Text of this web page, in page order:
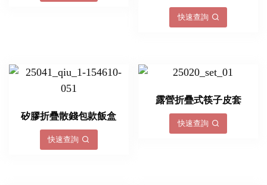
快速查詢
矽膠折疊散錢包款飯盒
快速查詢
露營折疊式筷子皮套
快速查詢